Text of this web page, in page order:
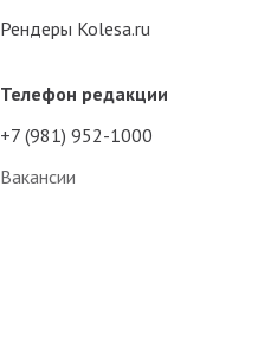
Телефон редакции
+7 (981) 952-1000
Вакансии
Рендеры Kolesa.ru